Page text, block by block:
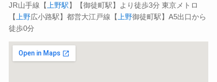
JR山手線【 上野駅】【御徒町駅】より徒歩3分 東京メトロ
【 上野広小路駅】都営大江戸線【 上野御徒町駅】A5出口から
徒歩0分